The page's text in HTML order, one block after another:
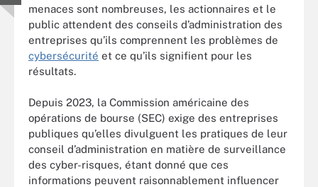
menaces sont nombreuses, les actionnaires et le
public attendent des conseils d’administration des
entreprises qu’ils comprennent les problèmes de
cybersécurité et ce qu’ils signifient pour les
résultats.
Depuis 2023, la Commission américaine des
opérations de bourse (SEC) exige des entreprises
publiques qu’elles divulguent les pratiques de leur
conseil d’administration en matière de surveillance
des cyber-risques, étant donné que ces
informations peuvent raisonnablement influencer